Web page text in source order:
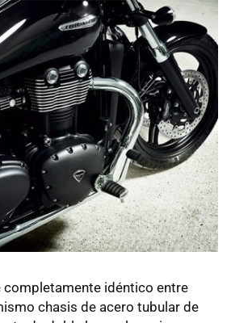
completamente idéntico entre
chasis de acero tubular de